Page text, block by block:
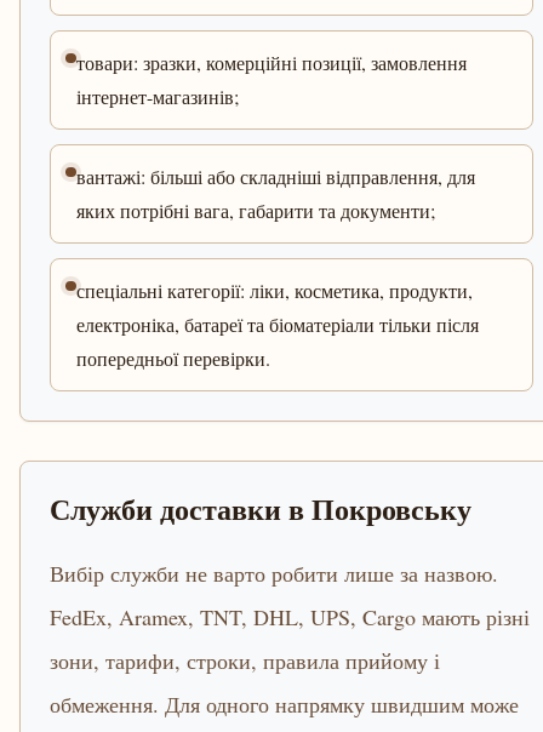
товари: зразки, комерційні позиції, замовлення
інтернет-магазинів;
вантажі: більші або складніші відправлення, для
яких потрібні вага, габарити та документи;
спеціальні категорії: ліки, косметика, продукти,
електроніка, батареї та біоматеріали тільки після
попередньої перевірки.
Служби доставки в Покровську
Вибір служби не варто робити лише за назвою.
FedEx, Aramex, TNT, DHL, UPS, Cargo мають різні
зони, тарифи, строки, правила прийому і
обмеження. Для одного напрямку швидшим може